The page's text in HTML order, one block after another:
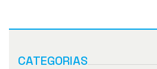
CATEGORIAS